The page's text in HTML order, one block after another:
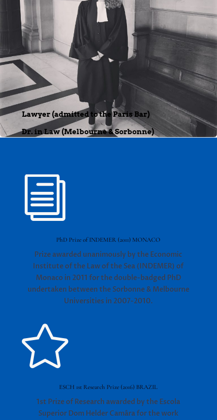
Lawyer (admitted to the Paris Bar)
Dr. in Law (Melbourne & Sorbonne)
i
PhD Prize of INDEMER (2011) MONACO
Prize awarded unanimously by the Economic
Institute of the Law of the Sea (INDEMER) of
Monaco in 2011 for the double-badged PhD
undertaken between the Sorbonne & Melbourne
Universities in 2007-2010.

ESCH 1st Research Prize (2016) BRAZIL
1st Prize of Research awarded by the Escola
Superior Dom Helder Camâra for the work